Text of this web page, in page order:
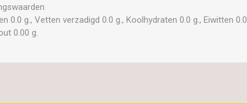
0.0 g., Vetten verzadigd 0.0 g., Koolhydraten 0.0 g., Eiwitten 0.0
0.00 g.